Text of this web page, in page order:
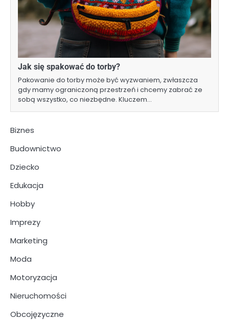
Jak się spakować do torby?
Pakowanie do torby może być wyzwaniem, zwłaszcza
gdy mamy ograniczoną przestrzeń i chcemy zabrać ze
sobą wszystko, co niezbędne. Kluczem…
Biznes
Budownictwo
Dziecko
Edukacja
Hobby
Imprezy
Marketing
Moda
Motoryzacja
Nieruchomości
Obcojęzyczne